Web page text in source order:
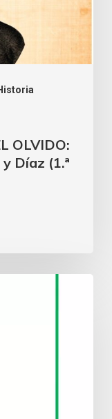
OLVIDO:
Díaz (1.ª